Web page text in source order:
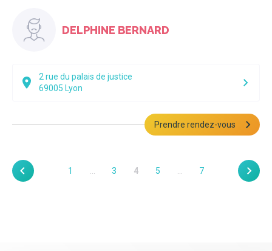
DELPHINE BERNARD
2 rue du palais de justice
69005 Lyon
Prendre rendez-vous
1 3 4 5 7